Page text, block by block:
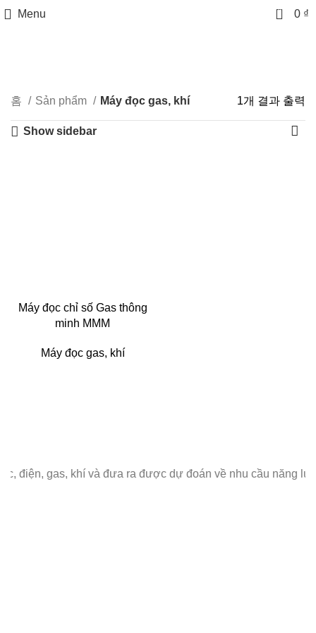
Menu 0 0 ₫
Categories
홈 Sản phẩm Máy đọc gas, khí 1개 결과 출력
Show sidebar
Máy đọc chỉ số Gas thông
minh MMM
Máy đọc gas, khí
điện, gas, khí và đưa ra được dự đoán về nhu cầu năng